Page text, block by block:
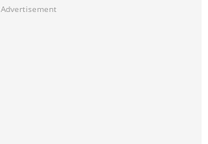
Advertisement